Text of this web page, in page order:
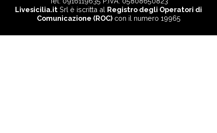
Livesicilia.it Srl è iscritta al Registro degli Operatori di
Comunicazione (ROC)con il numero 19965